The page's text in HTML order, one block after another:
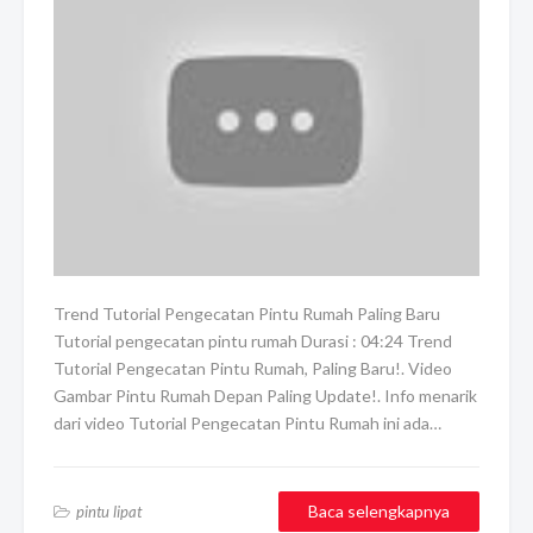
Trend Tutorial Pengecatan Pintu Rumah Paling Baru
Tutorial pengecatan pintu rumah Durasi : 04:24 Trend
Tutorial Pengecatan Pintu Rumah, Paling Baru!. Video
Gambar Pintu Rumah Depan Paling Update!. Info menarik
dari video Tutorial Pengecatan Pintu Rumah ini ada…
pintu lipat Baca selengkapnya